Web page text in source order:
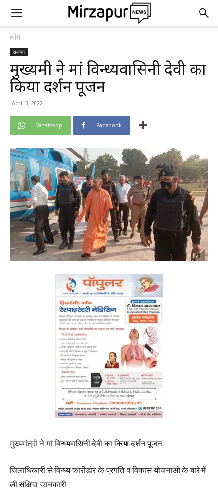
होम
समाचार
मुख्यमंत्री ने मां विन्ध्यवासिनी देवी का
किया दर्शन पूजन
April 3, 2022
WhatsApp Facebook
मुख्यमंत्री ने मां विन्ध्यवासिनी देवी का किया दर्शन पूजन
जिलाधिकारी से विन्ध्य कारीडोर के प्रगति व विकास योजनाओ के बारे में
ली संक्षिप्त जानकारी